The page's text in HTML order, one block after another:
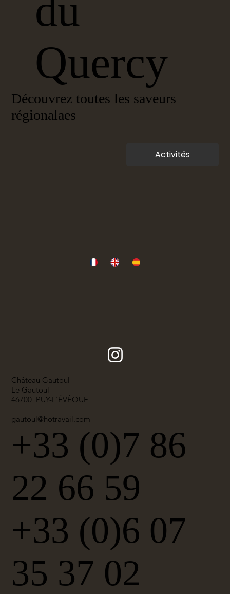
Activités
du
Quercy
Découvrez toutes les saveurs
régionalaes
Château Gautoul
Le Gautoul
46700 PUY-L'ÉVÊQUE
gautoul@hotravail.com
+33 (0)7 86
22 66 59
+33 (0)6 07
35 37 02